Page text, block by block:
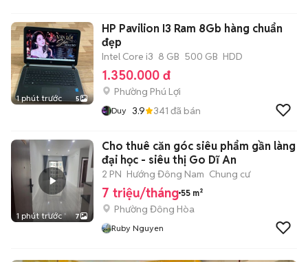
1 phút trước 5
HP Pavilion I3 Ram 8Gb hàng chuẩn
đẹp
Intel Core i3 8 GB 500 GB HDD
1.350.000 đ
Phường Phú Lợi
Duy 3.9 341 đã bán
1 phút trước 7
Cho thuê căn góc siêu phẩm gần làng
đại học - siêu thị Go Dĩ An
2 PN Hướng Đông Nam Chung cư
7 triệu/tháng 55 m²
Phường Đông Hòa
Ruby Nguyen